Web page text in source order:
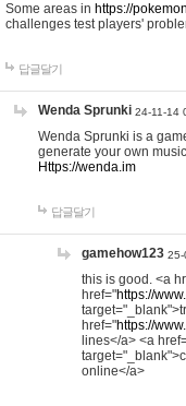
Some areas in https://
challenges test players'
답글달기
Wenda Sprunki 24-11-14
Wenda Sprunki is a
generate your own
Https://wenda.im
답글달기
gamehow123 25-
this is good. <a
href="https://
href="https://
lines</a> <a
online</a>